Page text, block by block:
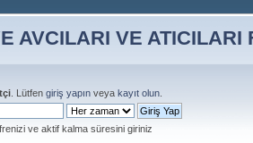
. Lütfen giriş yapın veya kayıt olun
ve aktif kalma süresini giriniz